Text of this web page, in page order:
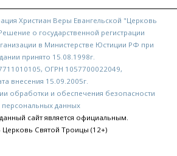
Христиан Веры Евангельской "Церковь
о государственной регистрации
в Министерстве Юстиции РФ при
принято 15.08.1998г.
ОГРН 1057700022049,
внесения 15.09.2005г.
обработки и обеспечения безопасности
персональных данных
сайт является официальным.
Святой Троицы (12+)